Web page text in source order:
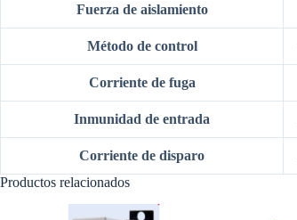
Fuerza de aislamiento
Método de control
Corriente de fuga
Inmunidad de entrada
Corriente de disparo
Productos relacionados